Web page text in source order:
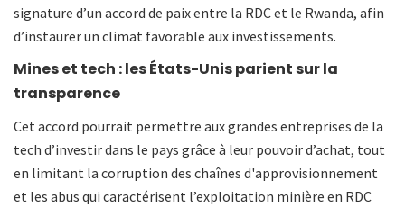
signature d’un accord de paix entre la RDC et le Rwanda, afin
d’instaurer un climat favorable aux investissements.
Mines et tech : les États-Unis parient sur la
transparence
Cet accord pourrait permettre aux grandes entreprises de la
tech d’investir dans le pays grâce à leur pouvoir d’achat, tout
en limitant la corruption des chaînes d'approvisionnement
et les abus qui caractérisent l’exploitation minière en RDC